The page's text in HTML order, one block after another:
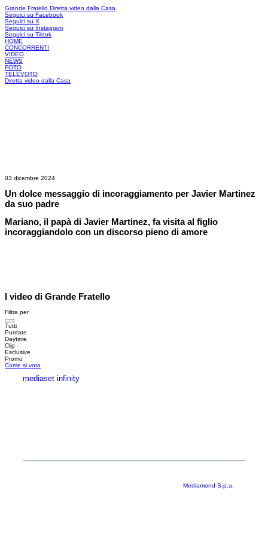
Grande Fratello Diretta video dalla Casa
Seguici su Facebook
Seguici su X
Seguici su Instagram
Seguici su Tiktok
HOME
CONCORRENTI
VIDEO
NEWS
FOTO
TELEVOTO
Diretta video dalla Casa
03 dicembre 2024
Un dolce messaggio di incoraggiamento per Javier Martinez
da suo padre
Mariano, il papà di Javier Martinez, fa visita al figlio
incoraggiandolo con un discorso pieno di amore
I video di Grande Fratello
Filtra per
Tutti
Puntate
Daytime
Clip
Esclusive
Promo
Come si vota
mediaset infinity
Mediamond S.p.a.